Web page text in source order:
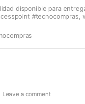
disponible para
#tecnocompras
Leave a comment